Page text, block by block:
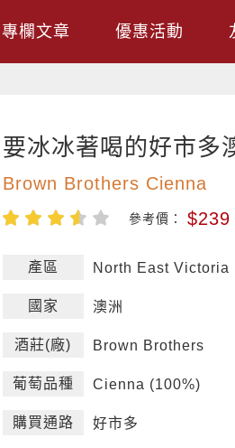
專欄文章 優惠活動
要冰冰著喝的好市多
Brown Brothers Cienna
參考價： $239
產區 North East Victoria
國家 澳洲
酒莊(廠) Brown Brothers
葡萄品種 Cienna (100%)
購買通路 好市多